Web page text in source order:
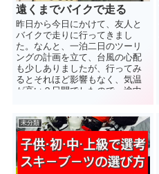
遠くまでバイクで走る
昨日から今日にかけて、友人と
バイクで走りに行ってきまし
た。なんと、一泊二日のツーリ
ングの計画を立て、台風の心配
も少しありましたが、行ってみ
るとそれほど影響もなく、気温
が高い２日間でしたので、途中
未分類